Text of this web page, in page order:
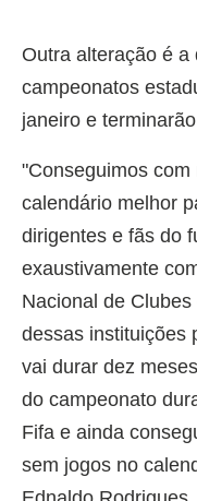
Outra alteração é
campeonatos
janeiro e
"Conseguimos
calendário melhor
dirigentes e fãs do
exaustivamente
Nacional de
dessas instituições
vai durar dez
do campeonato
Fifa e ainda
sem jogos no